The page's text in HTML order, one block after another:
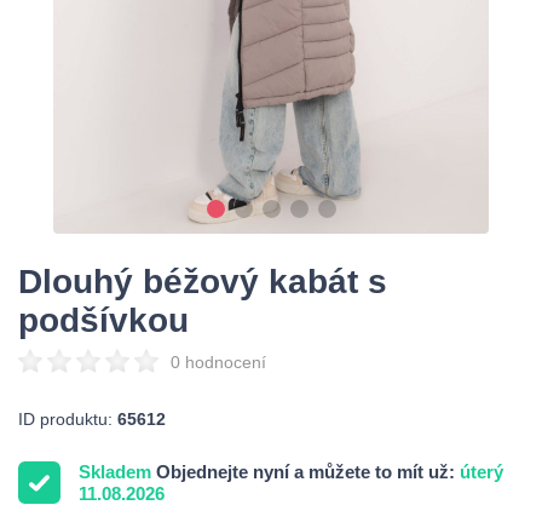
Dlouhý béžový kabát s
podšívkou
0 hodnocení
ID produktu: 65612
Skladem Objednejte nyní a můžete to mít už: úterý
11.08.2026